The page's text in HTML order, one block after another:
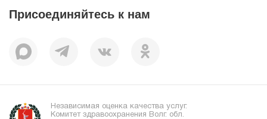
Пациентам
Присоединяйтесь к нам
Независимая оценка качества услуг.
Комитет здравоохранения Волг. обл.